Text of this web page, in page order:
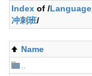
Index of /
冲刺班/
Name